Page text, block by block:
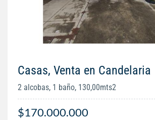
Casas, Venta en Candelaria
2 alcobas, 1 baño, 130,00mts2
$170.000.000